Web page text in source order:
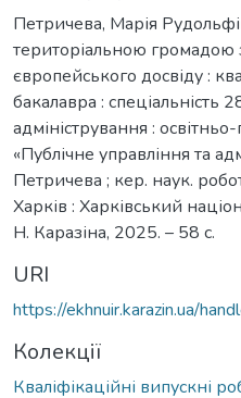
Петричева, Марія
територіальною громадою
європейського досвіду :
бакалавра : спеціальність
адміністрування :
«Публічне управління та
Петричева ; кер. наук.
Харків : Харківський
Н. Каразіна, 2025. – 58 с.
URI
https://ekhnuir.karazin.ua/
Колекції
Кваліфікаційні випускні